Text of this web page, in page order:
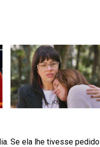
Se ela lhe tivesse pedido